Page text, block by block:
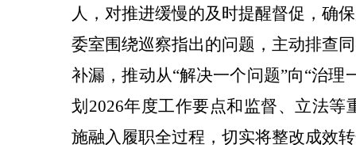
人，对推进缓慢的及时提醒督促，确
委室围绕巡察指出的问题，主动排查
补漏，推动从“解决一个问题”向“治理
划2026年度工作要点和监督、立法
施融入履职全过程，切实将整改成效